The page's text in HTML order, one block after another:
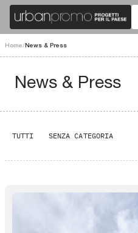
Home/News & Press
News & Press
TUTTI SENZA CATEGORIA